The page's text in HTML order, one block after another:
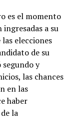
es el momento
a su
elecciones
de su
y
las chances
en las
haber
la